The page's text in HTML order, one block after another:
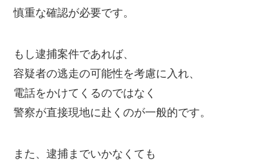
慎重な確認が必要です。
もし逮捕案件であれば、
容疑者の逃走の可能性を考慮に入れ、
電話をかけてくるのではなく
警察が直接現地に赴くのが一般的です。
また、逮捕までいかなくても